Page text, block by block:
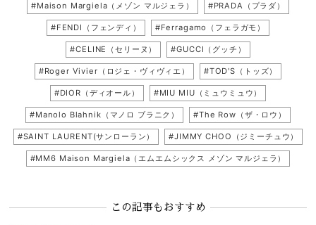
#Maison Margiela（メゾン マルジェラ） #PRADA（プラダ）
#FENDI（フェンディ） #Ferragamo（フェラガモ）
#CELINE（セリーヌ） #GUCCI（グッチ）
#Roger Vivier（ロジェ・ヴィヴィエ） #TOD'S（トッズ）
#DIOR（ディオール） #MIU MIU（ミュウミュウ）
#Manolo Blahnik（マノロ ブラニク） #The Row（ザ・ロウ）
#SAINT LAURENT(サンローラン） #JIMMY CHOO（ジミーチュウ）
#MM6 Maison Margiela（エムエムシックス メゾン マルジェラ）
この記事もおすすめ